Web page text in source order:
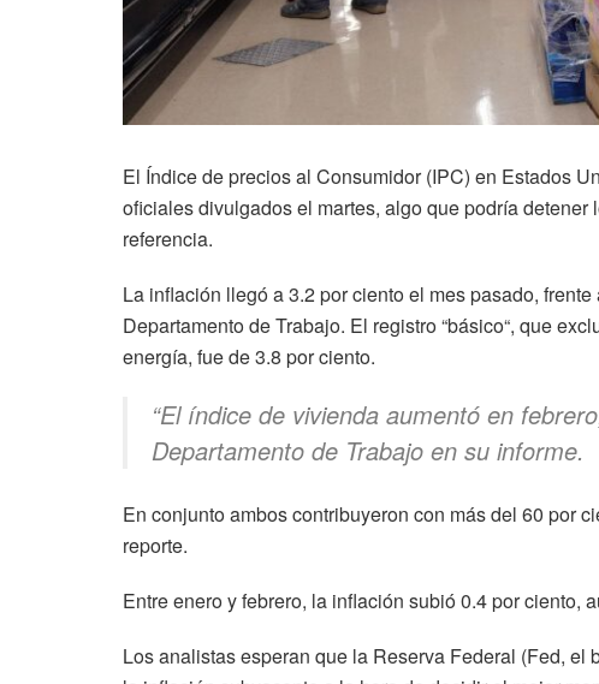
El Índice de precios al Consumidor (IPC) en Estados
oficiales divulgados el martes, algo que podría
referencia.
La inflación llegó a 3.2 por ciento el mes pasado,
Departamento de Trabajo. El registro “básico“, que
energía, fue de 3.8 por ciento.
“El índice de vivienda aumentó en
Departamento de Trabajo en su informe.
En conjunto ambos contribuyeron con más del 60 por
reporte.
Entre enero y febrero, la inflación subió 0.4 por ciento,
Los analistas esperan que la Reserva Federal (Fed,